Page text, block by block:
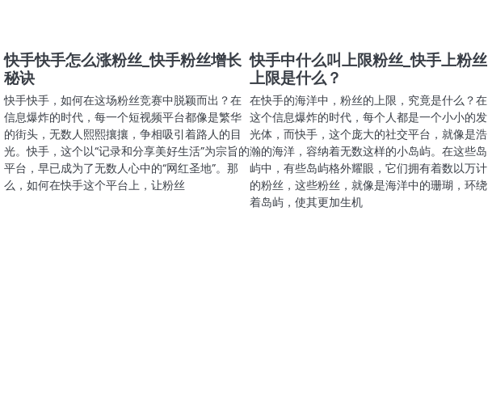
快手快手怎么涨粉丝_快手粉丝增长
秘诀
快手快手，如何在这场粉丝竞赛中脱颖而出？在
信息爆炸的时代，每一个短视频平台都像是繁华
的街头，无数人熙熙攘攘，争相吸引着路人的目
光。快手，这个以“记录和分享美好生活”为宗旨的
平台，早已成为了无数人心中的“网红圣地”。那
么，如何在快手这个平台上，让粉丝
快手中什么叫上限粉丝_快手上粉丝
上限是什么？
在快手的海洋中，粉丝的上限，究竟是什么？在
这个信息爆炸的时代，每个人都是一个小小的发
光体，而快手，这个庞大的社交平台，就像是浩
瀚的海洋，容纳着无数这样的小岛屿。在这些岛
屿中，有些岛屿格外耀眼，它们拥有着数以万计
的粉丝，这些粉丝，就像是海洋中的珊瑚，环绕
着岛屿，使其更加生机